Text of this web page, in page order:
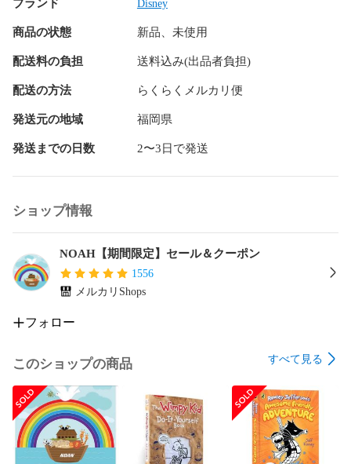
【弊店のみ付属品】
・音声試し絵本
絵本ボードブック2冊  歌謡カード6枚（英語/中国語）
Reading and Singing for Babies ２冊（Colors、Numbers）
中国語story6、中国語歌謡4、英語歌2
・オリジナルの日本語説明書
シールの活用方法の説明付♪
更に下記の内容をおまけ付♪
③DK絵辞書１冊
④Oxford体験品１点
⑤英語名作 ボードブック１冊（マイヤペン非対応）
⑥PAW Patrolフォニックス12冊 or トーマスフォニックス12冊
の１点(マイヤペン非対応）
⑦Number blocksシリーズ1-4音源・動画
⑧Alpha blocks音源・動画
⑨Super Simple Songs音源・動画
⑫The magic key26話動画
⑬Penelope動画
⑭ペッパピッグ青箱絵本１冊
★半額で5000円以下の出品一点をご購入いただけます。
★＋1800円で64GBマイヤペンに変更可能
ブランド Disney
商品の状態 新品、未使用
配送料の負担 送料込み(出品者負担)
配送の方法 らくらくメルカリ便
発送元の地域 福岡県
発送までの日数 2〜3日で発送
ショップ情報
NOAH【期間限定】セール＆クーポン
1556
メルカリShops
フォロー
このショップの商品 すべて見る